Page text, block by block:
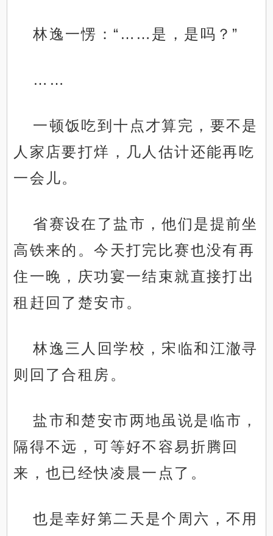
林逸一愣：“……是，是吗？”
……
一顿饭吃到十点才算完，要不是
人家店要打烊，几人估计还能再吃
一会儿。
省赛设在了盐市，他们是提前坐
高铁来的。今天打完比赛也没有再
住一晚，庆功宴一结束就直接打出
租赶回了楚安市。
林逸三人回学校，宋临和江澈寻
则回了合租房。
盐市和楚安市两地虽说是临市，
隔得不远，可等好不容易折腾回
来，也已经快凌晨一点了。
也是幸好第二天是个周六，不用